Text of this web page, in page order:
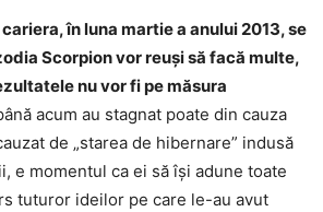
în luna martie a anului 2013, se
Scorpion vor reuși să facă multe,
nu vor fi pe măsura
acum au stagnat poate din cauza
de „starea de hibernare” indusă
e momentul ca ei să își adune toate
tuturor ideilor pe care le-au avut